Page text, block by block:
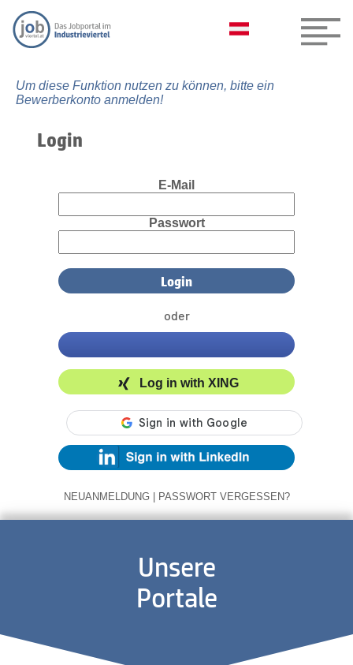
Um diese Funktion nutzen zu können, bitte ein
Bewerberkonto anmelden!
Login
E-Mail
Passwort
oder
Log in with XING
NEUANMELDUNG | PASSWORT VERGESSEN?
Unsere
Portale